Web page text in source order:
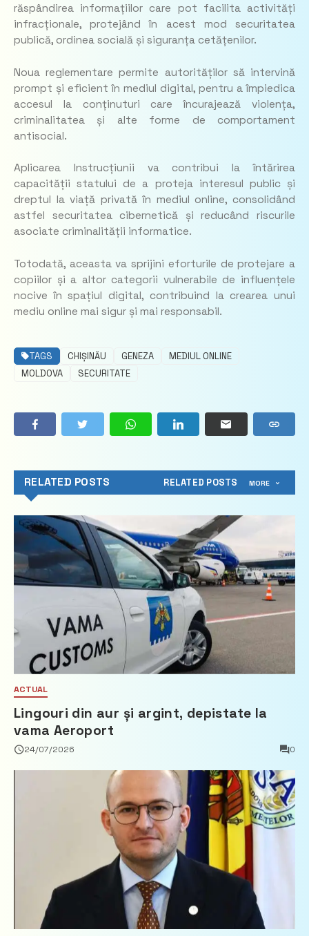
răspândirea informațiilor care pot facilita activități
infracționale, protejând în acest mod securitatea
publică, ordinea socială și siguranța cetățenilor.
Noua reglementare permite autorităților să intervină
prompt și eficient în mediul digital, pentru a împiedica
accesul la conținuturi care încurajează violența,
criminalitatea și alte forme de comportament
antisocial.
Aplicarea Instrucțiunii va contribui la întărirea
capacității statului de a proteja interesul public și
dreptul la viață privată în mediul online, consolidând
astfel securitatea cibernetică și reducând riscurile
asociate criminalității informatice.
Totodată, aceasta va sprijini eforturile de protejare a
copiilor și a altor categorii vulnerabile de influențele
nocive în spațiul digital, contribuind la crearea unui
mediu online mai sigur și mai responsabil.
TAGS CHIȘINĂU GENEZA
MEDIUL ONLINE
MOLDOVA
SECURITATE
RELATED POSTS RELATED POSTS MORE
ACTUAL
Lingouri din aur și argint, depistate la
vama Aeroport
24/07/2026 0